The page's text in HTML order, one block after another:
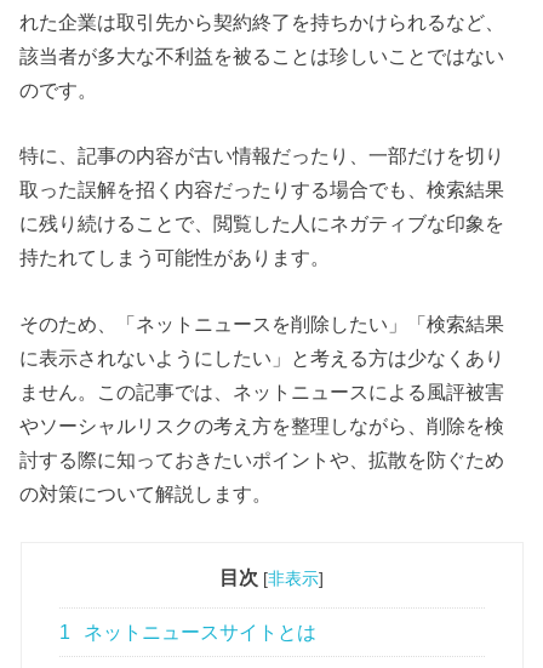
れた企業は取引先から契約終了を持ちかけられるなど、
該当者が多大な不利益を被ることは珍しいことではない
のです。
特に、記事の内容が古い情報だったり、一部だけを切り
取った誤解を招く内容だったりする場合でも、検索結果
に残り続けることで、閲覧した人にネガティブな印象を
持たれてしまう可能性があります。
そのため、「ネットニュースを削除したい」「検索結果
に表示されないようにしたい」と考える方は少なくあり
ません。この記事では、ネットニュースによる風評被害
やソーシャルリスクの考え方を整理しながら、削除を検
討する際に知っておきたいポイントや、拡散を防ぐため
の対策について解説します。
目次 [非表示]
1 ネットニュースサイトとは